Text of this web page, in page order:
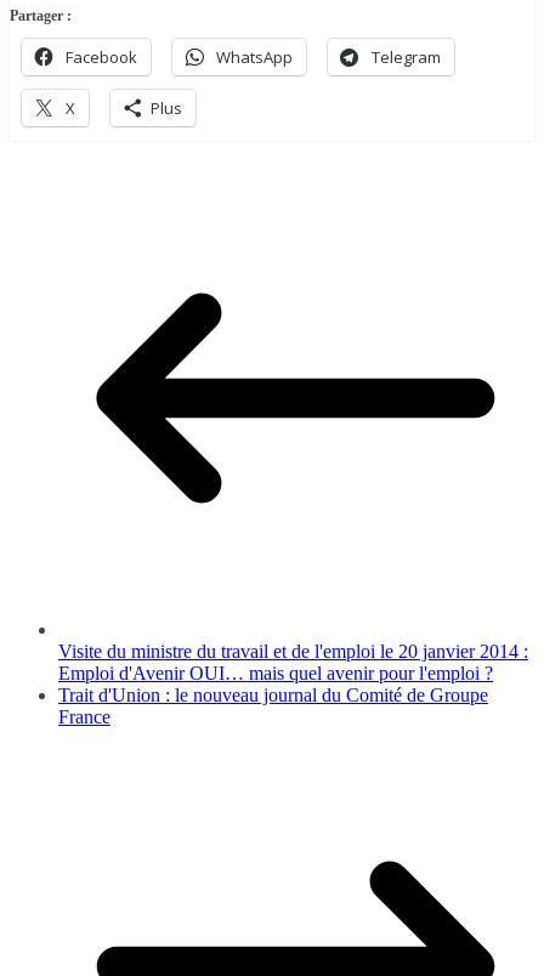
Partager :
Facebook WhatsApp Telegram
X Plus
Visite du ministre du travail et de l'emploi le 20 janvier 2014 :
Emploi d'Avenir OUI… mais quel avenir pour l'emploi ?
Trait d'Union : le nouveau journal du Comité de Groupe
France